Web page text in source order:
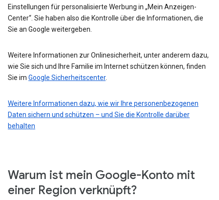
Einstellungen für personalisierte Werbung in „Mein Anzeigen-
Center“. Sie haben also die Kontrolle über die Informationen, die
Sie an Google weitergeben.
Weitere Informationen zur Onlinesicherheit, unter anderem dazu,
wie Sie sich und Ihre Familie im Internet schützen können, finden
Sie im Google Sicherheitscenter.
Weitere Informationen dazu, wie wir Ihre personenbezogenen
Daten sichern und schützen – und Sie die Kontrolle darüber
behalten
Warum ist mein Google-Konto mit
einer Region verknüpft?